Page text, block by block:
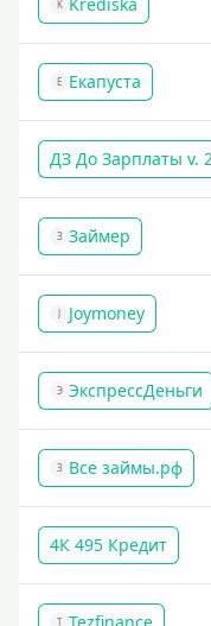
K
Е Екапуста
ДЗ До Зарплаты v.
З Займер
J Joymoney
Э ЭкспрессДеньги
З Все займы.рф
4К 495 Кредит
T